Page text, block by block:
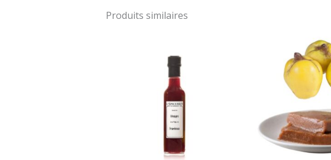
Produits similaires